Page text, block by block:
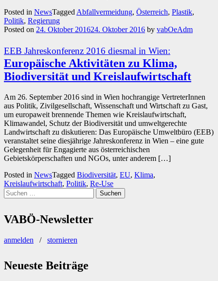
Posted in NewsTagged Abfallvermeidung, Österreich, Plastik,
Politik, Regierung
Posted on 24. Oktober 201624. Oktober 2016 by vabOeAdm
EEB Jahreskonferenz 2016 diesmal in Wien:
Europäische Aktivitäten zu Klima,
Biodiversität und Kreislaufwirtschaft
Am 26. September 2016 sind in Wien hochrangige VertreterInnen
aus Politik, Zivilgesellschaft, Wissenschaft und Wirtschaft zu Gast,
um europaweit brennende Themen wie Kreislaufwirtschaft,
Klimawandel, Schutz der Biodiversität und umweltgerechte
Landwirtschaft zu diskutieren: Das Europäische Umweltbüro (EEB)
veranstaltet seine diesjährige Jahreskonferenz in Wien – eine gute
Gelegenheit für Engagierte aus österreichischen
Gebietskörperschaften und NGOs, unter anderem […]
Posted in NewsTagged Biodiversität, EU, Klima,
Kreislaufwirtschaft, Politik, Re-Use
Suchen
nach:
VABÖ-Newsletter
anmelden / stornieren
Neueste Beiträge